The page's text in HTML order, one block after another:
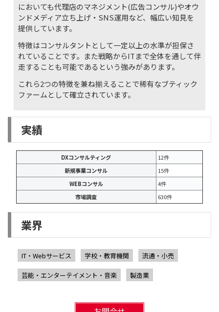
においても代理店のマネジメント(広告コンサル)やオウ
ンドメディア立ち上げ・SNS運用など、幅広い知見を
提供しています。
特徴はコンサルタントとして一定以上の水準が担保さ
れていることです。また戦略からITまで全体を通して伴
走することも可能であるという強みがあります。
これら2つの特徴を兼ね揃えることで稀有なブティック
ファームとして確立されています。
実績
DXコンサルティング
12件
新規事業コンサル
15件
WEBコンサル
4件
市場調査
630件
業界
IT・Webサービス 学校・教育機関 流通・小売
芸能・エンターテイメント・音楽 製造業